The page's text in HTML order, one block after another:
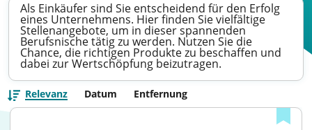
Als Einkäufer sind Sie entscheidend für den Erfolg
eines Unternehmens. Hier finden Sie vielfältige
Stellenangebote, um in dieser spannenden
Berufsnische tätig zu werden. Nutzen Sie die
Chance, die richtigen Produkte zu beschaffen und
dabei zur Wertschöpfung beizutragen.
Relevanz Datum Entfernung